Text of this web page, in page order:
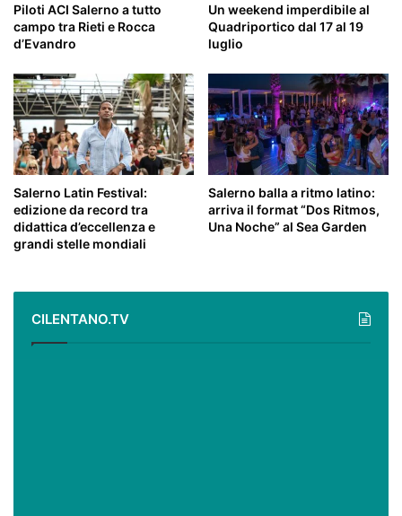
Piloti ACI Salerno a tutto
campo tra Rieti e Rocca
d’Evandro
Un weekend imperdibile al
Quadriportico dal 17 al 19
luglio
Salerno Latin Festival:
edizione da record tra
didattica d’eccellenza e
grandi stelle mondiali
Salerno balla a ritmo latino:
arriva il format “Dos Ritmos,
Una Noche” al Sea Garden
CILENTANO.TV